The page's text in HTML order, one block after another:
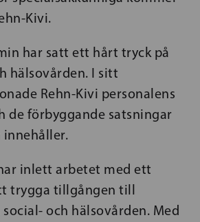
Kivi.
har satt ett hårt tryck på
hälsovården. I sitt
Rehn-Kivi personalens
de förbyggande satsningar
innehåller.
inlett arbetet med ett
trygga tillgången till
och hälsovården. Med